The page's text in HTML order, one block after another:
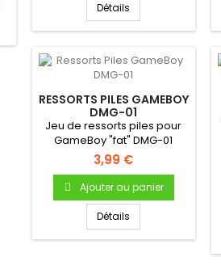
Détails
RESSORTS PILES GAMEBOY
DMG-01
Jeu de ressorts piles pour
GameBoy "fat" DMG-01
3,99 €
Ajouter au panier
Détails